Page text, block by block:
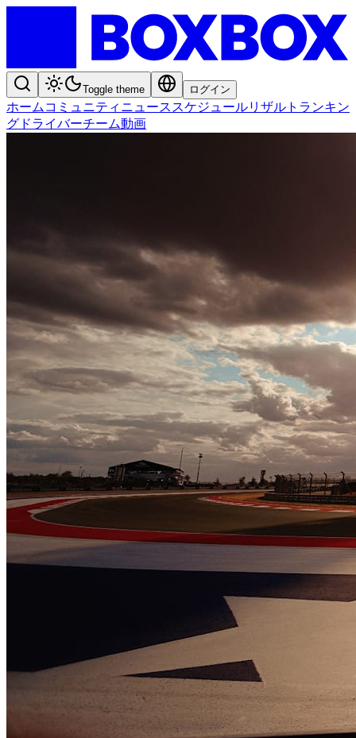
Toggle theme ログイン
ホーム コミュニティ ニュース スケジュールリザルト ランキン
グ ドライバーチーム動画